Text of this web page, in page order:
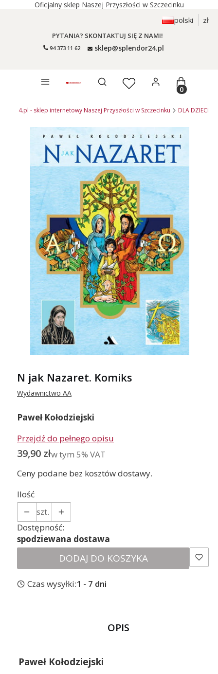
Oficjalny sklep Naszej Przyszłości w Szczecinku
polski zł
PYTANIA? SKONTAKTUJ SIĘ Z NAMI!
94 373 11 62 sklep@splendor24.pl
Otwórz wyszukiwarkęProdukty
- sklep internetowy Naszej Przyszłości w Szczecinku DLA DZIECI
N jak Nazaret. Komiks
Wydawnictwo AA
Paweł Kołodziejski
Przejdź do pełnego opisu
Cena
39,90 złw tym 5% VAT
w tym 5% VAT
Ceny podane bez kosztów dostawy.
Ilość
szt.
Dostępność:
spodziewana dostawa
DODAJ DO KOSZYKA
Czas wysyłki:1 - 7 dni
OPIS
Paweł Kołodziejski